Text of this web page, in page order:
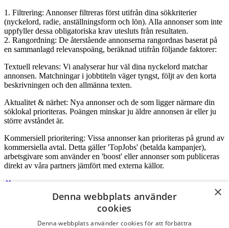
1. Filtrering: Annonser filtreras först utifrån dina sökkriterier
(nyckelord, radie, anställningsform och lön). Alla annonser som inte
uppfyller dessa obligatoriska krav utesluts från resultaten.
2. Rangordning: De återstående annonserna rangordnas baserat på
en sammanlagd relevanspoäng, beräknad utifrån följande faktorer:
Textuell relevans: Vi analyserar hur väl dina nyckelord matchar
annonsen. Matchningar i jobbtiteln väger tyngst, följt av den korta
beskrivningen och den allmänna texten.
Aktualitet & närhet: Nya annonser och de som ligger närmare din
söklokal prioriteras. Poängen minskar ju äldre annonsen är eller ju
större avståndet är.
Kommersiell prioritering: Vissa annonser kan prioriteras på grund av
kommersiella avtal. Detta gäller 'TopJobs' (betalda kampanjer),
arbetsgivare som använder en 'boost' eller annonser som publiceras
direkt av våra partners jämfört med externa källor.
Logga in som företag
×
Denna webbplats använder
cookies
Denna webbplats använder cookies för att förbättra